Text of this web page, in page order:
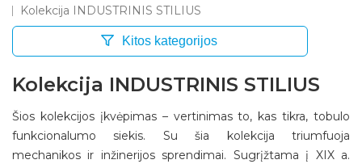
Kolekcija INDUSTRINIS STILIUS
Kitos kategorijos
Kolekcija INDUSTRINIS STILIUS
Šios kolekcijos įkvėpimas – vertinimas to, kas tikra, tobulo
funkcionalumo siekis. Su šia kolekcija triumfuoja
mechanikos ir inžinerijos sprendimai. Sugrįžtama į XIX a.